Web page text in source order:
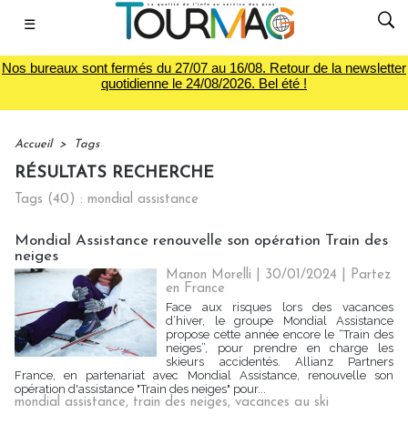
☰
Nos bureaux sont fermés du 27/07 au 16/08. Retour de la newsletter
quotidienne le 24/08/2026. Bel été !
Accueil > Tags
RÉSULTATS RECHERCHE
Tags (40) : mondial assistance
Mondial Assistance renouvelle son opération Train des
neiges
Manon Morelli | 30/01/2024
Partez
en France
Face aux risques lors des vacances
d’hiver, le groupe Mondial Assistance
propose cette année encore le “Train des
neiges”, pour prendre en charge les
skieurs accidentés. Allianz Partners
France, en partenariat avec Mondial Assistance, renouvelle son
opération d'assistance "Train des neiges" pour...
mondial assistance, train des neiges, vacances au ski